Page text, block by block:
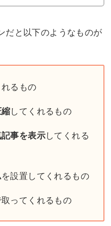
だと以下のようなものが
るもの
してくれるもの
事を表示してくれる
を設置してくれるもの
ってくれるもの